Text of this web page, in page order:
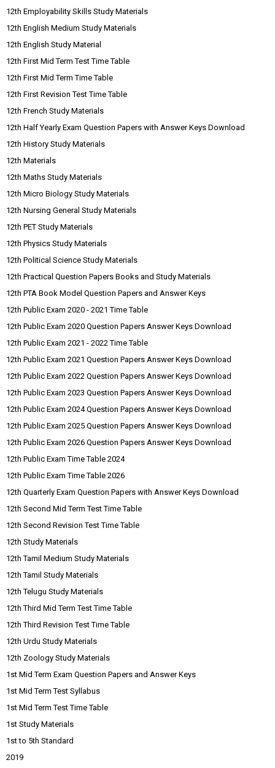
12th Employability Skills Study Materials
12th English Medium Study Materials
12th English Study Material
12th First Mid Term Test Time Table
12th First Mid Term Time Table
12th First Revision Test Time Table
12th French Study Materials
12th Half Yearly Exam Question Papers with Answer Keys Download
12th History Study Materials
12th Materials
12th Maths Study Materials
12th Micro Biology Study Materials
12th Nursing General Study Materials
12th PET Study Materials
12th Physics Study Materials
12th Political Science Study Materials
12th Practical Question Papers Books and Study Materials
12th PTA Book Model Question Papers and Answer Keys
12th Public Exam 2020 - 2021 Time Table
12th Public Exam 2020 Question Papers Answer Keys Download
12th Public Exam 2021 - 2022 Time Table
12th Public Exam 2021 Question Papers Answer Keys Download
12th Public Exam 2022 Question Papers Answer Keys Download
12th Public Exam 2023 Question Papers Answer Keys Download
12th Public Exam 2024 Question Papers Answer Keys Download
12th Public Exam 2025 Question Papers Answer Keys Download
12th Public Exam 2026 Question Papers Answer Keys Download
12th Public Exam Time Table 2024
12th Public Exam Time Table 2026
12th Quarterly Exam Question Papers with Answer Keys Download
12th Second Mid Term Test Time Table
12th Second Revision Test Time Table
12th Study Materials
12th Tamil Medium Study Materials
12th Tamil Study Materials
12th Telugu Study Materials
12th Third Mid Term Test Time Table
12th Third Revision Test Time Table
12th Urdu Study Materials
12th Zoology Study Materials
1st Mid Term Exam Question Papers and Answer Keys
1st Mid Term Test Syllabus
1st Mid Term Test Time Table
1st Study Materials
1st to 5th Standard
2019